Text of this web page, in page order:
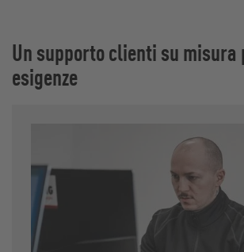
Un supporto clienti su misura
esigenze